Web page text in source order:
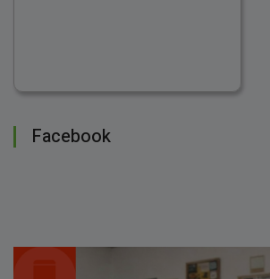
Facebook